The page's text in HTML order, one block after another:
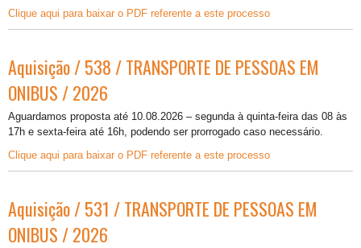
Clique aqui para baixar o PDF referente a este processo
Aquisição / 538 / TRANSPORTE DE PESSOAS EM
ONIBUS / 2026
Aguardamos proposta até 10.08.2026 – segunda à quinta-feira das 08 às
17h e sexta-feira até 16h, podendo ser prorrogado caso necessário.
Clique aqui para baixar o PDF referente a este processo
Aquisição / 531 / TRANSPORTE DE PESSOAS EM
ONIBUS / 2026